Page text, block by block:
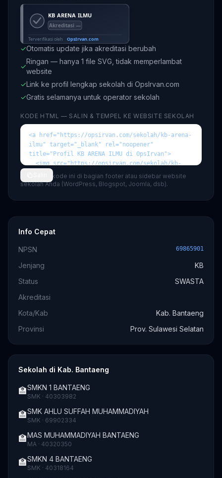
✓Otomatis update jika akreditasi berubah
✓
Ringan — hanya 1 file SVG, tidak memperlambat
website
✓Link ke profil lengkap sekolah di OpsIrvan.com
✓Gratis selamanya untuk operator sekolah
KODE HTML — SALIN & TEMPEL KE WEBSITE SEKOLAH
💡 Tempel kode ini di bagian footer atau sidebar website
sekolah Anda (WordPress, Blogspot, Joomla, dsb).
Info Cepat
NPSN 69865901
Jenjang
KB
Status
SWASTA
Akreditasi
Kota/Kab
Kab. Bantaeng
Provinsi
Prov. Sulawesi Selatan
Sekolah di Kab. Bantaeng
🏫SMKN 1 BANTAENG
SMK · 40303982
🏫SMK AHLU SUFFAH MUHAMMADIYAH
SMK · 69902334
🏫MAS MUHAMMADIYAH BANTAENG
MA · 40320350
🏫SMKN 4 BANTAENG
SMK · 40318164